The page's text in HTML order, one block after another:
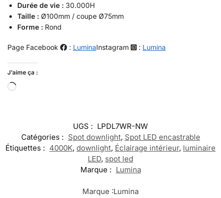
Durée de vie : 30.000H
Taille : Ø100mm / coupe Ø75mm
Forme : Rond
Page Facebook : LuminaInstagram : Lumina
J’aime ça :
UGS : LPDL7WR-NW
Catégories : Spot downlight, Spot LED encastrable
Étiquettes : 4000K, downlight, Éclairage intérieur, luminaire
LED, spot led
Marque : Lumina
Marque :Lumina